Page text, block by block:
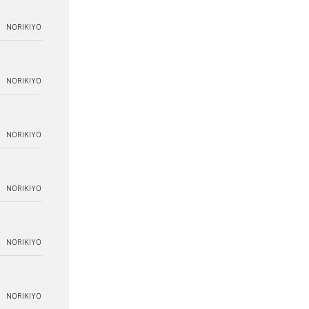
NORIKIYO
NORIKIYO
NORIKIYO
NORIKIYO
NORIKIYO
NORIKIYO